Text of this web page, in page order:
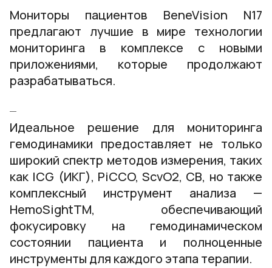
Мониторы пациентов BeneVision N17
предлагают лучшие в мире технологии
мониторинга в комплексе с новыми
приложениями, которые продолжают
разрабатываться.
Идеальное решение для мониторинга
гемодинамики предоставляет не только
широкий спектр методов измерения, таких
как ICG (ИКГ), PiCCO, ScvO2, СВ, но также
комплексный инструмент анализа —
HemoSightTM, обеспечивающий
фокусировку на гемодинамическом
состоянии пациента и полноценные
инструменты для каждого этапа терапии.